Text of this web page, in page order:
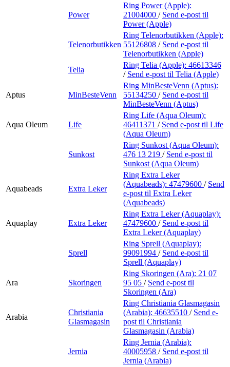
Power
Ring Power (Apple):
21004000 / Send e-post til
Power (Apple)
Telenorbutikken
Ring Telenorbutikken (Apple):
55126808 / Send e-post til
Telenorbutikken (Apple)
Telia
Ring Telia (Apple): 46613346
/ Send e-post til Telia (Apple)
Aptus MinBesteVenn
Ring MinBesteVenn (Aptus):
55134250 / Send e-post til
MinBesteVenn (Aptus)
Aqua Oleum Life
Ring Life (Aqua Oleum):
46411371 / Send e-post til Life
(Aqua Oleum)
Sunkost
Ring Sunkost (Aqua Oleum):
476 13 219 / Send e-post til
Sunkost (Aqua Oleum)
Aquabeads Extra Leker
Ring Extra Leker
(Aquabeads): 47479600 / Send
e-post til Extra Leker
(Aquabeads)
Aquaplay Extra Leker
Ring Extra Leker (Aquaplay):
47479600 / Send e-post til
Extra Leker (Aquaplay)
Sprell
Ring Sprell (Aquaplay):
99091994 / Send e-post til
Sprell (Aquaplay)
Ara Skoringen
Ring Skoringen (Ara): 21 07
95 05 / Send e-post til
Skoringen (Ara)
Arabia
Christiania
Glasmagasin
Ring Christiania Glasmagasin
(Arabia): 46635510 / Send e-
post til Christiania
Glasmagasin (Arabia)
Jernia
Ring Jernia (Arabia):
40005958 / Send e-post til
Jernia (Arabia)